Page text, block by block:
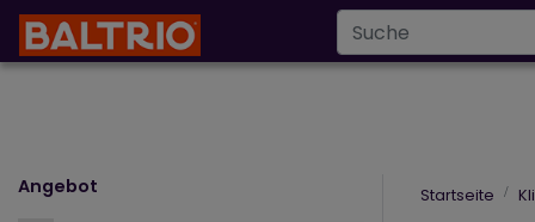
info@baltrio.de
Angebot Startseite